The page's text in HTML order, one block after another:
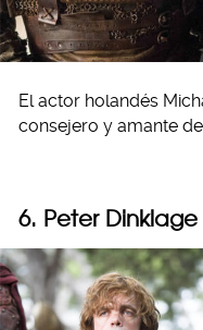
El actor holandés
consejero y amante
6. Peter Dinklage